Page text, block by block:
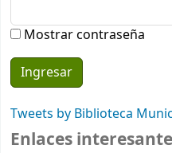
Enlaces
Mostrar contraseña
Tweets by Biblioteca